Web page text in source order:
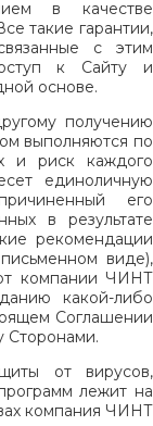
в качестве
такие гарантии,
с этим
к Сайту и
основе.
получению
выполняются по
и риск каждого
единоличную
его
в результате
рекомендации
виде),
компании ЧИНТ
какой-либо
Соглашении
Сторонами.
от вирусов,
лежит на
компания ЧИНТ